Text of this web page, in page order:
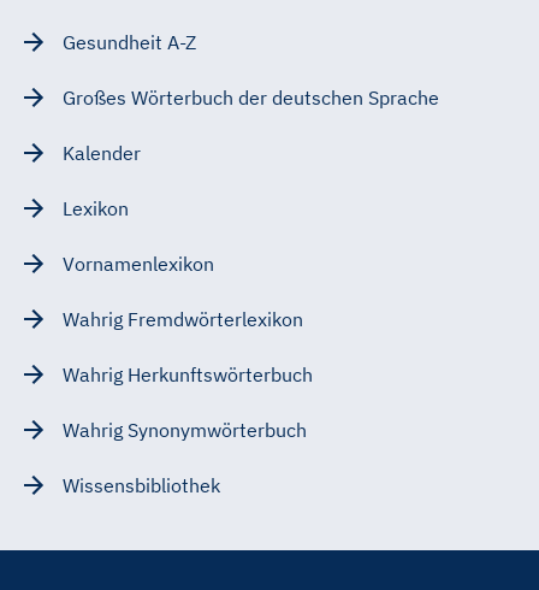
Gesundheit A-Z
Großes Wörterbuch der deutschen Sprache
Kalender
Lexikon
Vornamenlexikon
Wahrig Fremdwörterlexikon
Wahrig Herkunftswörterbuch
Wahrig Synonymwörterbuch
Wissensbibliothek